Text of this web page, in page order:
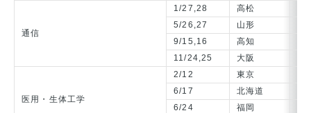
通信
1/27,28 高松
5/26,27
山形
9/15,16
高知
11/24,25
大阪
医用・生体工学
2/12 東京
6/17
北海道
6/24
福岡